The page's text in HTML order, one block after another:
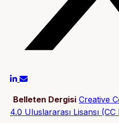
Belleten Dergisi Creative
4.0 Uluslararası Lisansı (CC